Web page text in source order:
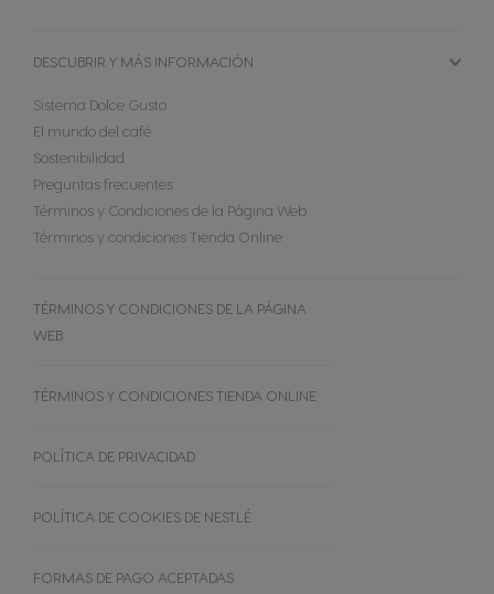
CÁPSULAS
Repetir compra
MÁQUINAS
MÁQUINAS
Comparador de máquinas
SOSTENIBILIDAD
NUESTROS ARTICULOS
DESCUBRIR Y MÁS INFORMACIÓN
Sistema Dolce Gusto
El mundo del café
Sostenibilidad
Preguntas frecuentes
Términos y Condiciones de la Página Web
Términos y condiciones Tienda Online
FORMAS DE PAGO ACEPTADAS
TÉRMINOS Y CONDICIONES DE LA PÁGINA
WEB
TÉRMINOS Y CONDICIONES TIENDA ONLINE
POLÍTICA DE PRIVACIDAD
POLÍTICA DE COOKIES DE NESTLÉ